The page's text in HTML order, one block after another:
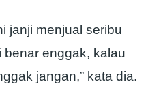
janji menjual seribu
benar enggak, kalau
jangan,” kata dia.